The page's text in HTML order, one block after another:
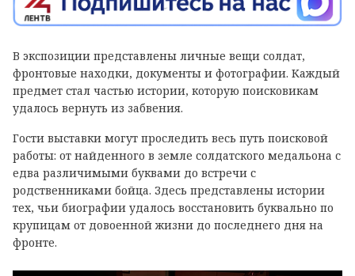
В экспозиции представлены личные вещи солдат,
фронтовые находки, документы и фотографии. Каждый
предмет стал частью истории, которую поисковикам
удалось вернуть из забвения.
Гости выставки могут проследить весь путь поисковой
работы: от найденного в земле солдатского медальона с
едва различимыми буквами до встречи с
родственниками бойца. Здесь представлены истории
тех, чьи биографии удалось восстановить буквально по
крупицам от довоенной жизни до последнего дня на
фронте.